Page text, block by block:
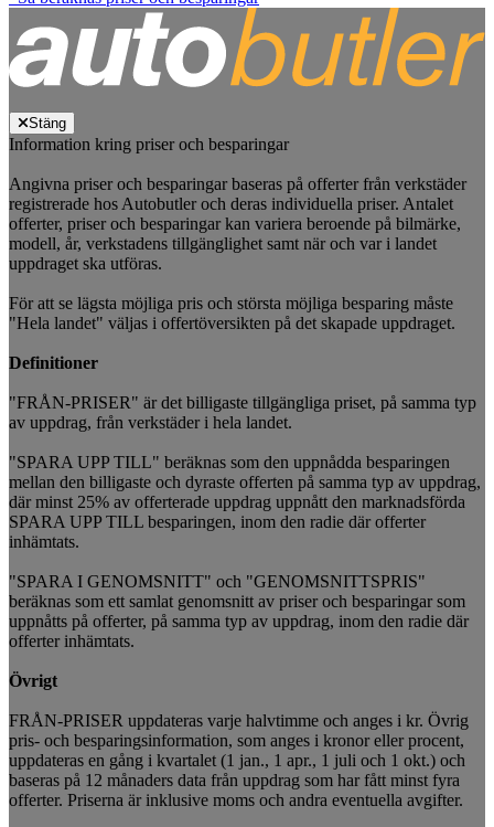
Stäng
Information kring priser och besparingar
Angivna priser och besparingar baseras på offerter från verkstäder
registrerade hos Autobutler och deras individuella priser. Antalet
offerter, priser och besparingar kan variera beroende på bilmärke,
modell, år, verkstadens tillgänglighet samt när och var i landet
uppdraget ska utföras.
För att se lägsta möjliga pris och största möjliga besparing måste
"Hela landet" väljas i offertöversikten på det skapade uppdraget.
Definitioner
"FRÅN-PRISER" är det billigaste tillgängliga priset, på samma typ
av uppdrag, från verkstäder i hela landet.
"SPARA UPP TILL" beräknas som den uppnådda besparingen
mellan den billigaste och dyraste offerten på samma typ av uppdrag,
där minst 25% av offerterade uppdrag uppnått den marknadsförda
SPARA UPP TILL besparingen, inom den radie där offerter
inhämtats.
"SPARA I GENOMSNITT" och "GENOMSNITTSPRIS"
beräknas som ett samlat genomsnitt av priser och besparingar som
uppnåtts på offerter, på samma typ av uppdrag, inom den radie där
offerter inhämtats.
Övrigt
FRÅN-PRISER uppdateras varje halvtimme och anges i kr. Övrig
pris- och besparingsinformation, som anges i kronor eller procent,
uppdateras en gång i kvartalet (1 jan., 1 apr., 1 juli och 1 okt.) och
baseras på 12 månaders data från uppdrag som har fått minst fyra
offerter. Priserna är inklusive moms och andra eventuella avgifter.